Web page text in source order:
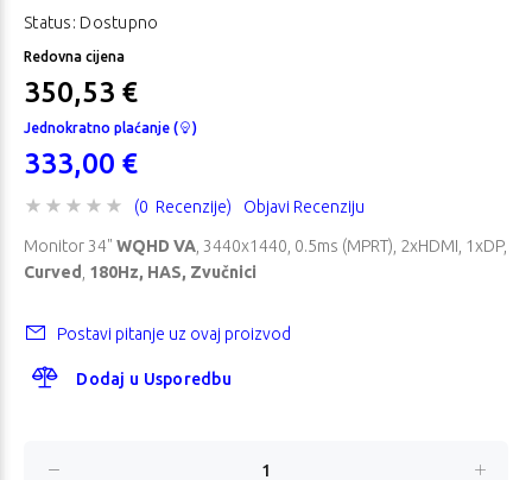
Status: Dostupno
Redovna cijena
350,53 €
Jednokratno plaćanje ( )
333,00 €
(0 Recenzije) Objavi Recenziju
Monitor 34" WQHD VA , 3440x1440, 0.5ms (MPRT), 2xHDMI, 1xDP,
Curved
180Hz, HAS, Zvučnici
Postavi pitanje uz ovaj proizvod
Dodaj u Usporedbu